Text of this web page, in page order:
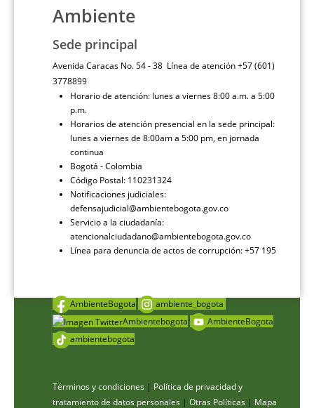
Ambiente
Sede principal
Avenida Caracas No. 54 - 38 Línea de atención +57 (601)
3778899
Horario de atención: lunes a viernes 8:00 a.m. a 5:00
p.m.
Horarios de atención presencial en la sede principal:
lunes a viernes de 8:00am a 5:00 pm, en jornada
continua
Bogotá - Colombia
Código Postal: 110231324
Notificaciones judiciales:
defensajudicial@ambientebogota.gov.co
Servicio a la ciudadanía:
atencionalciudadano@ambientebogota.gov.co
Línea para denuncia de actos de corrupción: +57 195
AmbienteBogota
ambiente_bogota
Ambientebogota
AmbienteBogota
ambientebogota
Términos y condiciones | Política de privacidad y
tratamiento de datos personales | Otras Políticas | Mapa